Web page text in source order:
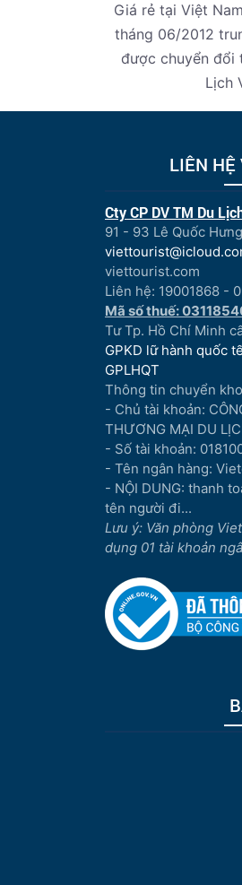
Giá rẻ tại Việt
tháng 06/2012
được chuyển đổi
Lịch
LIÊN
Cty CP DV TM Du
91 - 93 Lê Quốc
viettourist.com
Liên hệ: 19001868 -
Mã số thuế:
Tư Tp. Hồ Chí Minh
GPKD lữ hành quốc
GPLHQT
Thông tin chuyển
- Chủ tài khoản:
THƯƠNG MẠI DU
- Số tài khoản:
- Tên ngân hàng:
- NỘI DUNG: thanh
tên người đi...
Lưu ý: Văn phòng
dụng 01 tài khoản